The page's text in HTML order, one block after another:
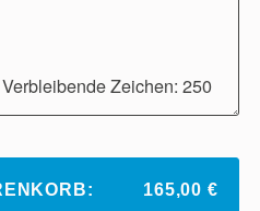
Verbleibende Zeichen: 250
165,00 €